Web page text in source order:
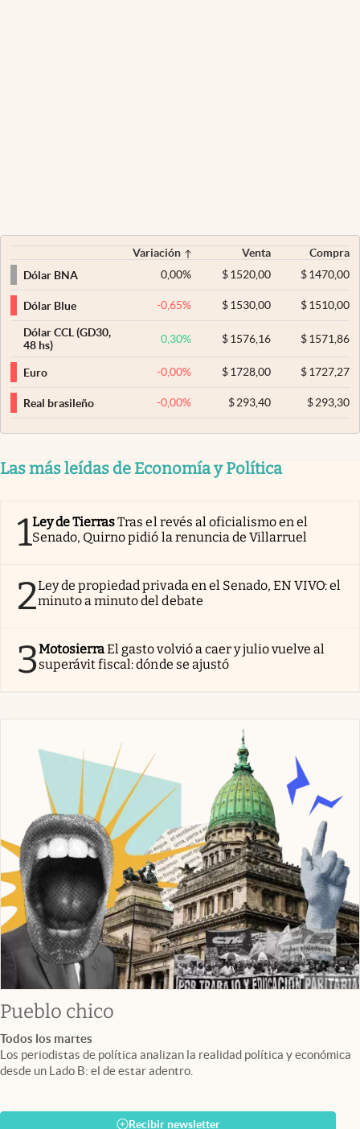
Variación Venta
Compra
Dólar BNA
0,00% $ 1520,00 $1470,00
Dólar Blue -0,65% $ 1530,00 $1510,00
Dólar CCL (GD30,
48 hs)
0,30% $ 1576,16 $1571,86
Euro -0,00% $ 1728,00 $1727,27
Real brasileño -0,00% $ 293,40 $293,30
Las más leídas de Economía y Política
1Ley de TierrasTras el revés al oficialismo en el
Senado, Quirno pidió la renuncia de Villarruel
2Ley de propiedad privada en el Senado, EN VIVO: el
minuto a minuto del debate
3MotosierraEl gasto volvió a caer y julio vuelve al
superávit fiscal: dónde se ajustó
Pueblo chico
Todos los martes
Los periodistas de política analizan la realidad política y económica
desde un Lado B: el de estar adentro.
Recibir newsletter